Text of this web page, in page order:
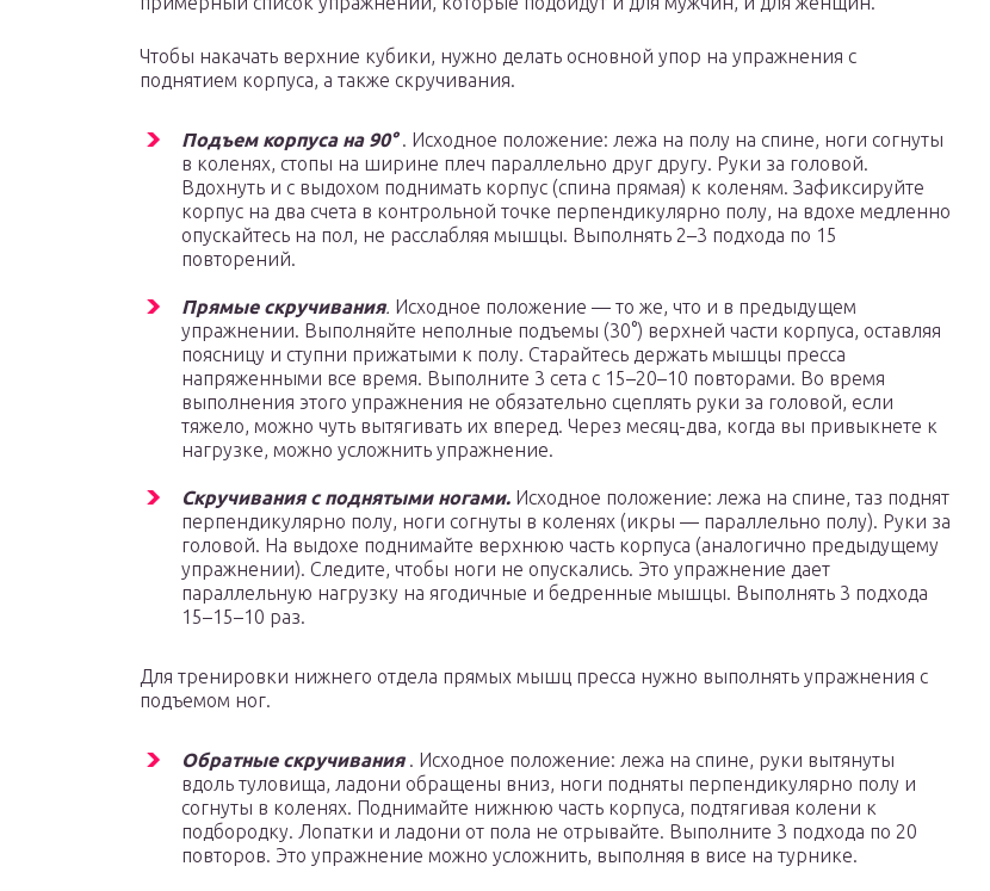
Чтобы накачать верхние кубики, нужно делать основной упор на упражнения с
поднятием корпуса, а также скручивания.
Подъем корпуса на 90°. Исходное положение: лежа на полу на спине, ноги согнуты
в коленях, стопы на ширине плеч параллельно друг другу. Руки за головой.
Вдохнуть и с выдохом поднимать корпус (спина прямая) к коленям. Зафиксируйте
корпус на два счета в контрольной точке перпендикулярно полу, на вдохе медленно
опускайтесь на пол, не расслабляя мышцы. Выполнять 2–3 подхода по 15
повторений.
Прямые скручивания. Исходное положение — то же, что и в предыдущем
упражнении. Выполняйте неполные подъемы (30°) верхней части корпуса, оставляя
поясницу и ступни прижатыми к полу. Старайтесь держать мышцы пресса
напряженными все время. Выполните 3 сета с 15–20–10 повторами. Во время
выполнения этого упражнения не обязательно сцеплять руки за головой, если
тяжело, можно чуть вытягивать их вперед. Через месяц-два, когда вы привыкнете к
нагрузке, можно усложнить упражнение.
Скручивания с поднятыми ногами. Исходное положение: лежа на спине, таз поднят
перпендикулярно полу, ноги согнуты в коленях (икры — параллельно полу). Руки за
головой. На выдохе поднимайте верхнюю часть корпуса (аналогично предыдущему
упражнении). Следите, чтобы ноги не опускались. Это упражнение дает
параллельную нагрузку на ягодичные и бедренные мышцы. Выполнять 3 подхода
15–15–10 раз.
Для тренировки нижнего отдела прямых мышц пресса нужно выполнять упражнения с
подъемом ног.
Обратные скручивания. Исходное положение: лежа на спине, руки вытянуты
вдоль туловища, ладони обращены вниз, ноги подняты перпендикулярно полу и
согнуты в коленях. Поднимайте нижнюю часть корпуса, подтягивая колени к
подбородку. Лопатки и ладони от пола не отрывайте. Выполните 3 подхода по 20
повторов. Это упражнение можно усложнить, выполняя в висе на турнике.